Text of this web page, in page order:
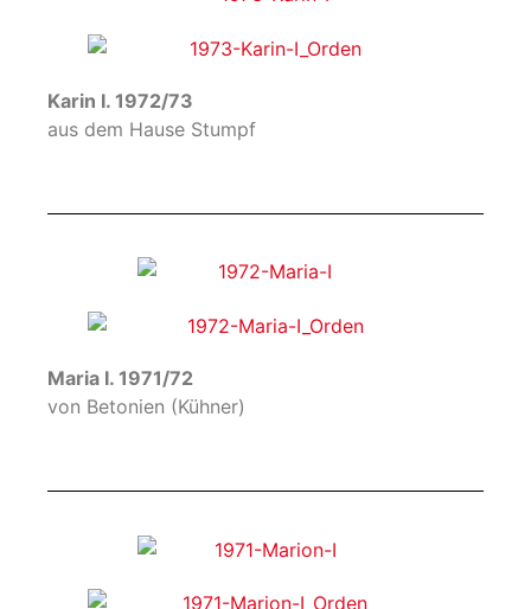
Karin I. 1972/73
aus dem Hause Stumpf
Maria I. 1971/72
von Betonien (Kühner)